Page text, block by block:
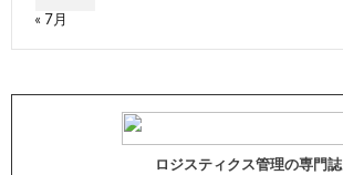
« 7月
ロジスティクス管理の専門誌